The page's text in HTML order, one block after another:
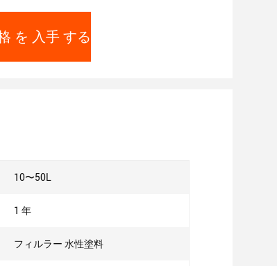
を 入手 する
10〜50L
1 年
フィルラー 水性塗料